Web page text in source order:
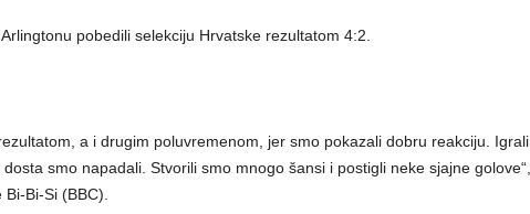
pobedili selekciju Hrvatske rezultatom 4:2.
a i drugim poluvremenom, jer smo pokazali dobru reakciju. Igrali
smo napadali. Stvorili smo mnogo šansi i postigli neke sjajne golove“,
Bi-Si (BBC).